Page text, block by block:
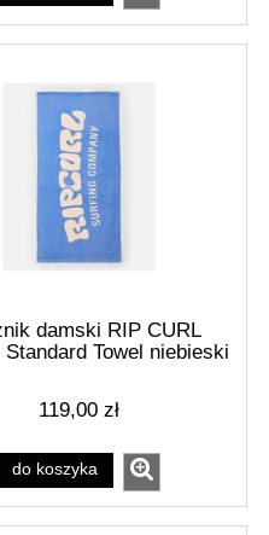
damski RIP CURL
Towel niebieski
119,00 zł
do koszyka